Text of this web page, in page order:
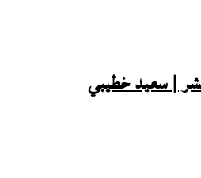
| سعيد خطيبي